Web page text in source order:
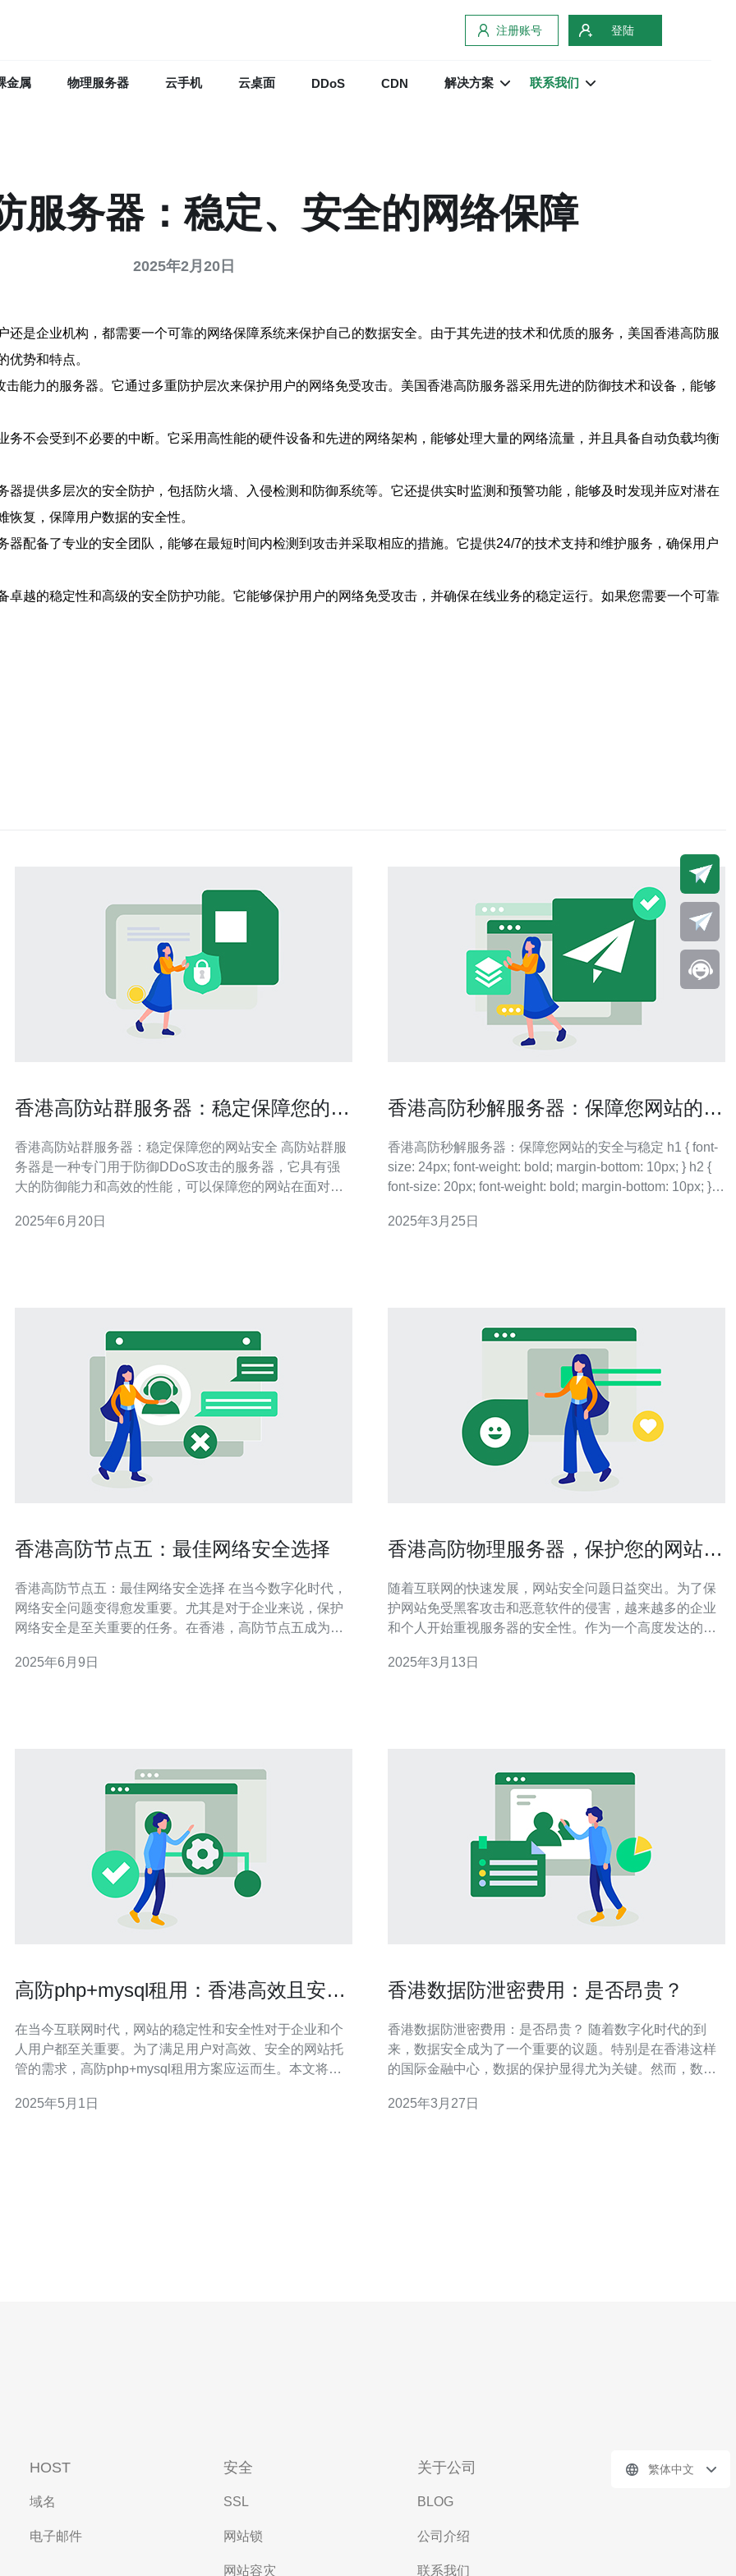
注册账号 登陆
金属 物理服务器 云手机 云桌面 DDoS CDN 解决方案 联系我们
服务器：稳定、安全的网络保障
2025年2月20日
是企业机构，都需要一个可靠的网络保障系统来保护自己的数据安全。由于其先进的技术和优质的服务，美国香港高防服
优势和特点。
能力的服务器。它通过多重防护层次来保护用户的网络免受攻击。美国香港高防服务器采用先进的防御技术和设备，能够
不会受到不必要的中断。它采用高性能的硬件设备和先进的网络架构，能够处理大量的网络流量，并且具备自动负载均衡
提供多层次的安全防护，包括防火墙、入侵检测和防御系统等。它还提供实时监测和预警功能，能够及时发现并应对潜在
复，保障用户数据的安全性。
配备了专业的安全团队，能够在最短时间内检测到攻击并采取相应的措施。它提供24/7的技术支持和维护服务，确保用户
越的稳定性和高级的安全防护功能。它能够保护用户的网络免受攻击，并确保在线业务的稳定运行。如果您需要一个可靠
香港高防站群服务器：稳定保障您的网
香港高防站群服务器：稳定保障您的网站安全 高防站群服
务器是一种专门用于防御DDoS攻击的服务器，它具有强
大的防御能力和高效的性能，可以保障您的网站在面对网
化城市，拥有稳定的政治环境和先进的网络基础设施。选
2025年6月20日
香港高防秒解服务器：保障您网站的安
香港高防秒解服务器：保障您网站的安全与稳定 h1 { font-
size: 24px; font-weight: bold; margin-bottom: 10px; } h2 {
font-size: 20px; font-weight: bold; margin-bottom: 10px; } p
2025年3月25日
香港高防节点五：最佳网络安全选择
香港高防节点五：最佳网络安全选择 在当今数字化时代，
网络安全问题变得愈发重要。尤其是对于企业来说，保护
网络安全是至关重要的任务。在香港，高防节点五成为了
防节点五是一种强大的网络安全服务，旨在保护企业免受
2025年6月9日
香港高防物理服务器，保护您的网站安
随着互联网的快速发展，网站安全问题日益突出。为了保
护网站免受黑客攻击和恶意软件的侵害，越来越多的企业
和个人开始重视服务器的安全性。作为一个高度发达的互
网站提供全方位的安全保护。 高防物理服务器是一种具有
2025年3月13日
高防php+mysql租用：香港高效且安全
在当今互联网时代，网站的稳定性和安全性对于企业和个
人用户都至关重要。为了满足用户对高效、安全的网站托
管的需求，高防php+mysql租用方案应运而生。本文将介
站托管的选择。 高防php+mysql租用是一种提供高防护能
2025年5月1日
香港数据防泄密费用：是否昂贵？
香港数据防泄密费用：是否昂贵？ 随着数字化时代的到
来，数据安全成为了一个重要的议题。特别是在香港这样
的国际金融中心，数据的保护显得尤为关键。然而，数据
素。本文将探讨香港数据防泄密费用的问题，以及它是否
2025年3月27日
HOST
域名
电子邮件
安全
SSL
网站锁
网站容灾
关于公司
BLOG
公司介绍
联系我们
繁体中文